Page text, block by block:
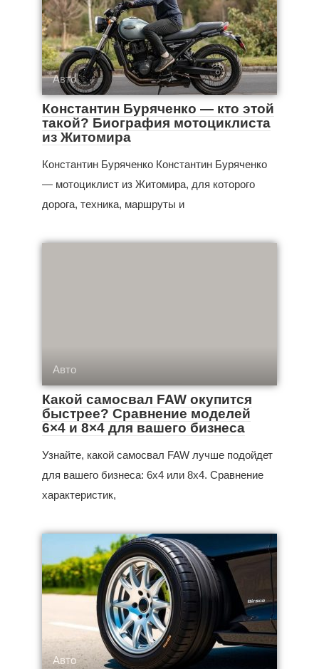
Авто
Константин Буряченко — кто этой
такой? Биография мотоциклиста
из Житомира
Константин Буряченко Константин Буряченко
— мотоциклист из Житомира, для которого
дорога, техника, маршруты и
Авто
Какой самосвал FAW окупится
быстрее? Сравнение моделей
6×4 и 8×4 для вашего бизнеса
Узнайте, какой самосвал FAW лучше подойдет
для вашего бизнеса: 6x4 или 8x4. Сравнение
характеристик,
Авто